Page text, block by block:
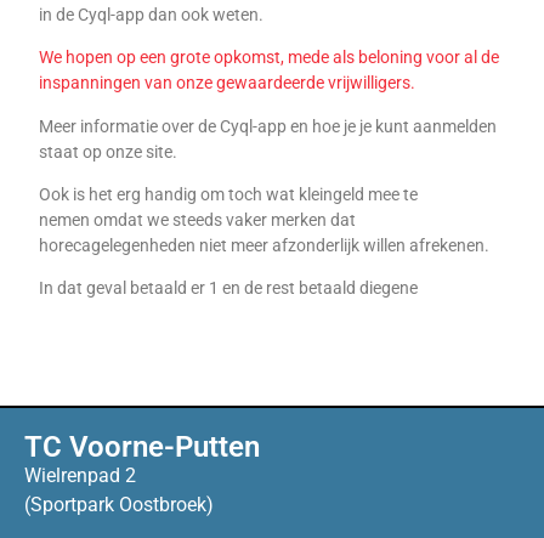
in de Cyql-app dan ook weten.
We hopen op een grote opkomst, mede als beloning voor al de
inspanningen van onze gewaardeerde vrijwilligers.
Meer informatie over de Cyql-app en hoe je je kunt aanmelden
staat op onze site.
Ook is het erg handig om toch wat kleingeld mee te
nemen omdat we steeds vaker merken dat
horecagelegenheden niet meer afzonderlijk willen afrekenen.
In dat geval betaald er 1 en de rest betaald diegene
TC Voorne-Putten
Wielrenpad 2
(Sportpark Oostbroek)